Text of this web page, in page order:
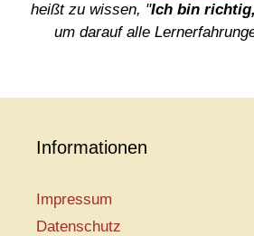
heißt zu wissen, "Ich bin
um darauf alle
Informationen
Impressum
Datenschutz